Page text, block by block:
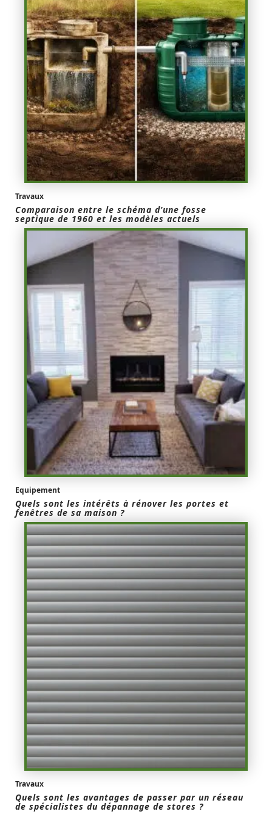
Travaux
Comparaison entre le schéma d’une fosse
septique de 1960 et les modèles actuels
Equipement
Quels sont les intérêts à rénover les portes et
fenêtres de sa maison ?
Travaux
Quels sont les avantages de passer par un réseau
de spécialistes du dépannage de stores ?